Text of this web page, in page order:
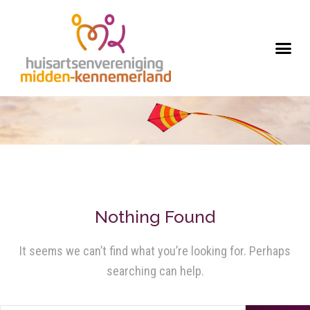
Nothing Found
It seems we can’t find what you’re looking for. Perhaps
searching can help.